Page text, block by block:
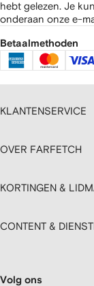
hebt gelezen. Je
onderaan onze e-
Betaalmethoden
KLANTENSERVICE
OVER FARFETCH
KORTINGEN &
CONTENT &
Volg ons